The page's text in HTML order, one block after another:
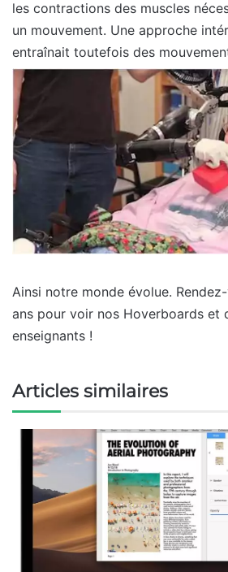
les contractions des muscles
un mouvement. Une approche
entraînait toutefois des
Ainsi notre monde évolue.
ans pour voir nos Hoverboards et
enseignants !
Articles similaires